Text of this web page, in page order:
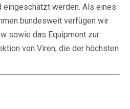
werden. Als eines
bundesweit verfügen wir
sowie das Equipment zur
von Viren, die der höchsten